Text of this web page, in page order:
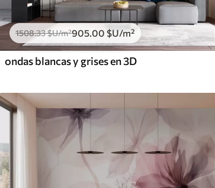
1508.33$U/m²905 .00 $U/m²
ondas blancas y grises en 3D